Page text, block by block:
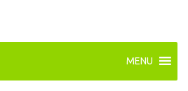
MENU